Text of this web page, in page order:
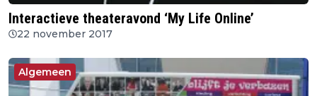
Interactieve theateravond ‘My Life Online’
22 november 2017
Algemeen